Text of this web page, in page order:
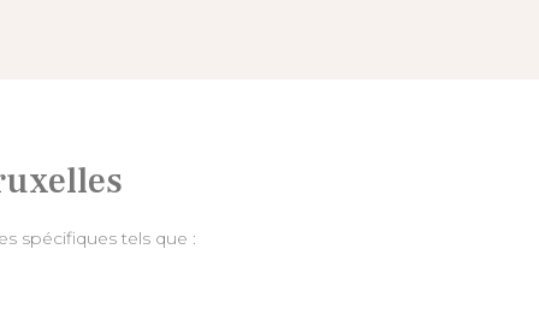
spécifiques tels que :